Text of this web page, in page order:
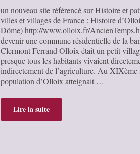
un nouveau site référencé sur Histoire et
villes et villages de France : Histoire
Dôme) http://www.olloix.fr/
devenir une commune résidentielle de la
Clermont Ferrand Olloix était un petit
presque tous les habitants vivaient
indirectement de l’agriculture. Au XIXème
population d’Olloix atteignait …
Lire la suite